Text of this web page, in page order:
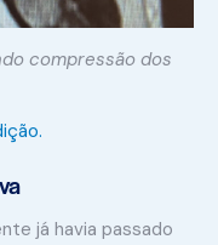
compressão dos
já havia passado